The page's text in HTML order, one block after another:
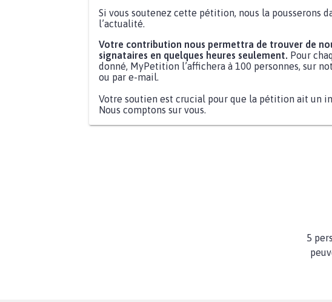
Si vous soutenez cette pétition, nous la pousserons
l’actualité.
Votre contribution nous permettra de trouver de
signataires en quelques heures seulement. Pour
donné, MyPetition l’affichera à 100 personnes, sur
ou par e-mail.
Votre soutien est crucial pour que la pétition ait un
Nous comptons sur vous.
5